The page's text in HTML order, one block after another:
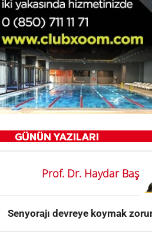
Prof. Dr. Haydar Baş
Senyorajı devreye koymak